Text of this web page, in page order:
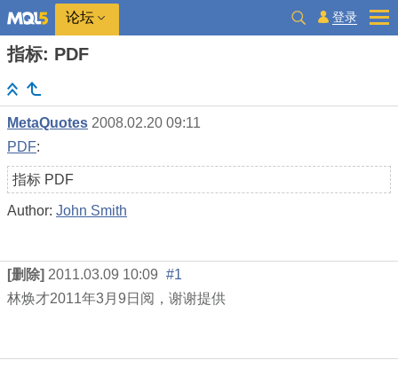
论坛 登录
指标: PDF
MetaQuotes 2008.02.20 09:11
PDF:
指标 PDF
Author: John Smith
[删除] 2011.03.09 10:09 #1
林焕才2011年3月 9 日阅，谢谢提供